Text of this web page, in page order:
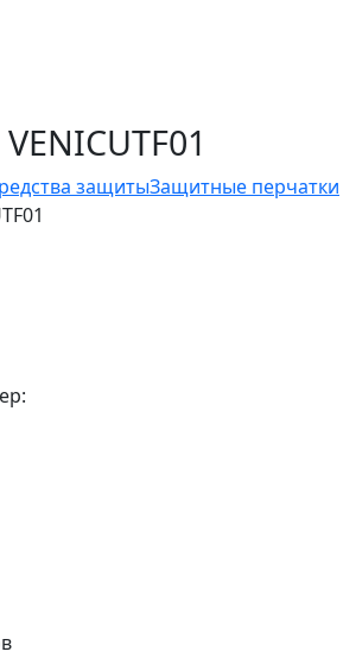
защитыЗащитные перчатки